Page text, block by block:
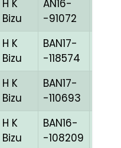
H K
Bizu
AN16-
-91072
H K
Bizu
BAN17-
-118574
H K
Bizu
BAN17-
-110693
H K
Bizu
BAN16-
-108209